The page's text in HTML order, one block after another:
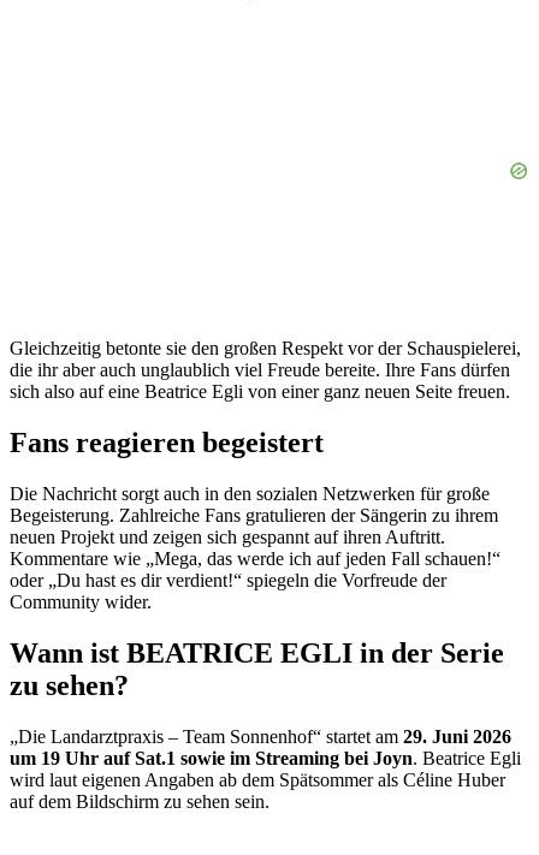
Gleichzeitig betonte sie den großen Respekt vor der Schauspielerei,
die ihr aber auch unglaublich viel Freude bereite. Ihre Fans dürfen
sich also auf eine Beatrice Egli von einer ganz neuen Seite freuen.
Fans reagieren begeistert
Die Nachricht sorgt auch in den sozialen Netzwerken für große
Begeisterung. Zahlreiche Fans gratulieren der Sängerin zu ihrem
neuen Projekt und zeigen sich gespannt auf ihren Auftritt.
Kommentare wie „Mega, das werde ich auf jeden Fall schauen!“
oder „Du hast es dir verdient!“ spiegeln die Vorfreude der
Community wider.
Wann ist BEATRICE EGLI in der Serie
zu sehen?
„Die Landarztpraxis – Team Sonnenhof“ startet am 29. Juni 2026
um 19 Uhr auf Sat.1 sowie im Streaming bei Joyn. Beatrice Egli
wird laut eigenen Angaben ab dem Spätsommer als Céline Huber
auf dem Bildschirm zu sehen sein.